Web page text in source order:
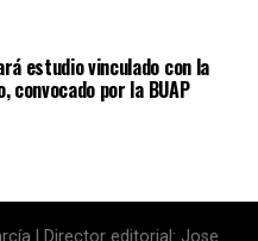
estudio vinculado con la
convocado por la BUAP
| Director editorial: Jose